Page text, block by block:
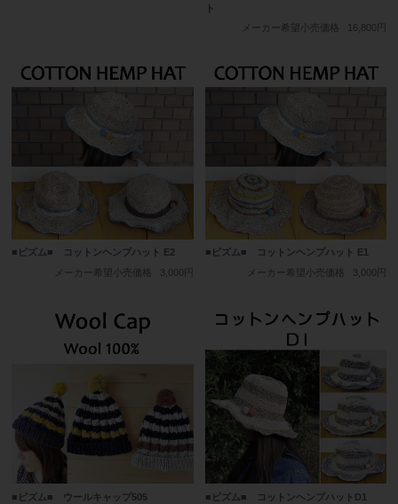
ト
メーカー希望小売価格
16,800円
■ピズム■ コットンヘンプハット E2
メーカー希望小売価格
3,000円
■ピズム■ コットンヘンプハット E1
メーカー希望小売価格
3,000円
■ピズム■ ウールキャップ505
■ピズム■ コットンヘンプハットD1